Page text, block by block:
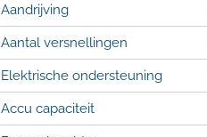
Aandrijving
Aantal versnellingen
Elektrische ondersteuning
Accu capaciteit